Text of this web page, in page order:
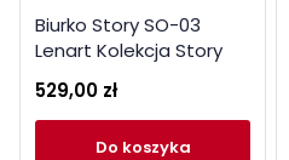
Biurko Story SO-03
Lenart Kolekcja Story
529,00 zł
do koszyka